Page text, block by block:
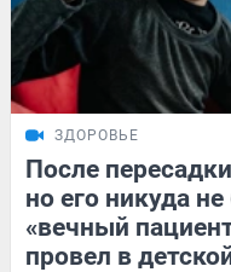
ЗДОРОВЬЕ
После
но его никуда
«вечный
провел в